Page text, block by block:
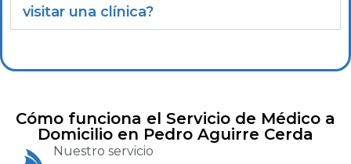
visitar una clínica?
Cómo funciona el Servicio de Médico a
Domicilio en Pedro Aguirre Cerda
Nuestro servicio